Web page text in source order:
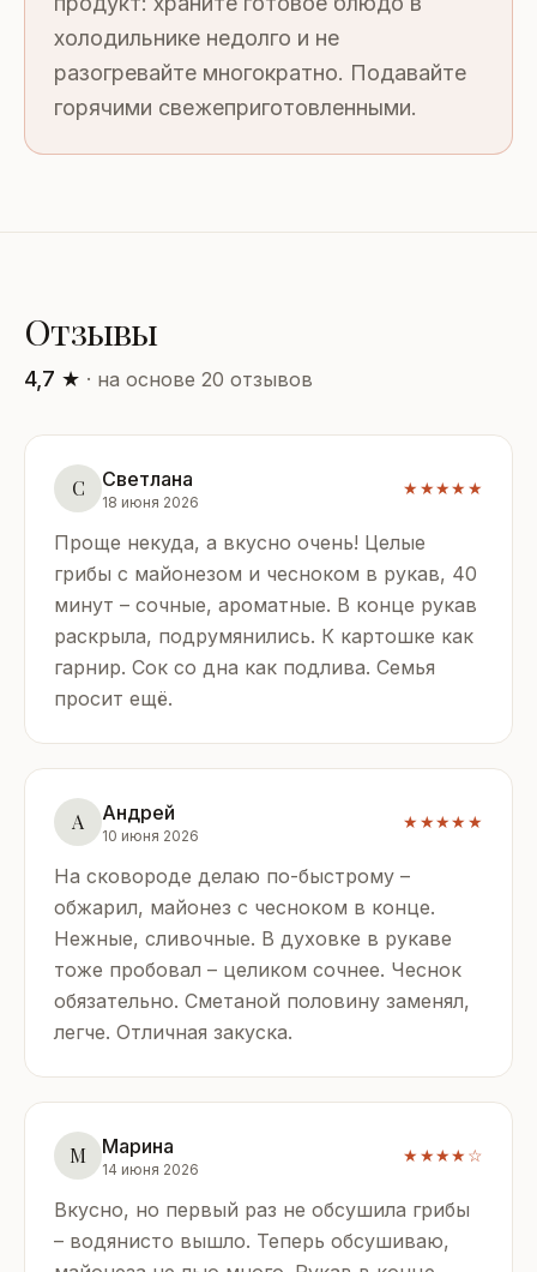
холодильнике недолго и не
разогревайте многократно. Подавайте
горячими свежеприготовленными.
Отзывы
4,7 ★ · на основе 20 отзывов
С Светлана
18 июня 2026
★★★★★
Проще некуда, а вкусно очень! Целые
грибы с майонезом и чесноком в рукав, 40
минут – сочные, ароматные. В конце рукав
раскрыла, подрумянились. К картошке как
гарнир. Сок со дна как подлива. Семья
просит ещё.
А Андрей
10 июня 2026
★★★★★
На сковороде делаю по-быстрому –
обжарил, майонез с чесноком в конце.
Нежные, сливочные. В духовке в рукаве
тоже пробовал – целиком сочнее. Чеснок
обязательно. Сметаной половину заменял,
легче. Отличная закуска.
М Марина
14 июня 2026
★★★★☆
Вкусно, но первый раз не обсушила грибы
– водянисто вышло. Теперь обсушиваю,